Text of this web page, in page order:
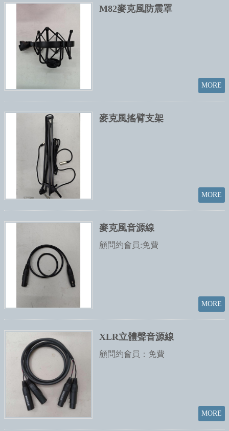
M82麥克風防震罩
麥克風搖臂支架
麥克風音源線
顧問約會員:免費
XLR立體聲音源線
顧問約會員：免費